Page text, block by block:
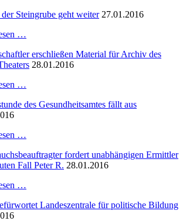
Steingrube geht weiter 27.01.2016
…
erschließen Material für Archiv des
28.01.2016
…
des Gesundheitsamtes fällt aus
…
fordert unabhängigen Ermittler
Fall Peter R. 28.01.2016
…
Landeszentrale für politische Bildung